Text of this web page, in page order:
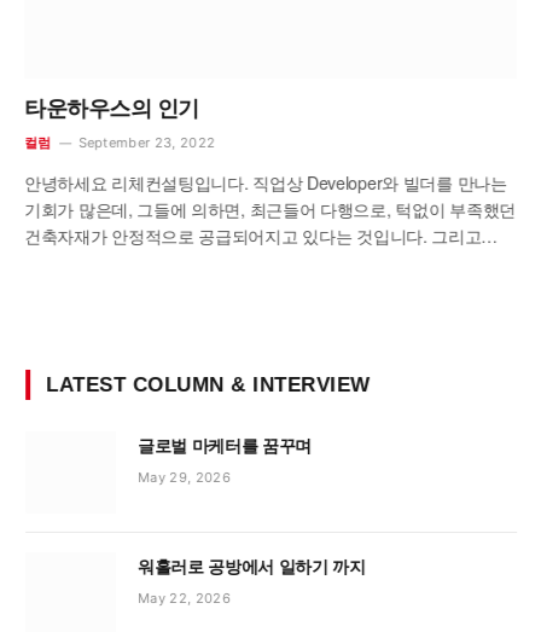
타운하우스의 인기
컬럼 September 23, 2022
안녕하세요 리체컨설팅입니다. 직업상 Developer와 빌더를 만나는
기회가 많은데, 그들에 의하면, 최근들어 다행으로, 턱없이 부족했던
건축자재가 안정적으로 공급되어지고 있다는 것입니다. 그리고…
LATEST COLUMN & INTERVIEW
글로벌 마케터를 꿈꾸며
May 29, 2026
워홀러로 공방에서 일하기 까지
May 22, 2026